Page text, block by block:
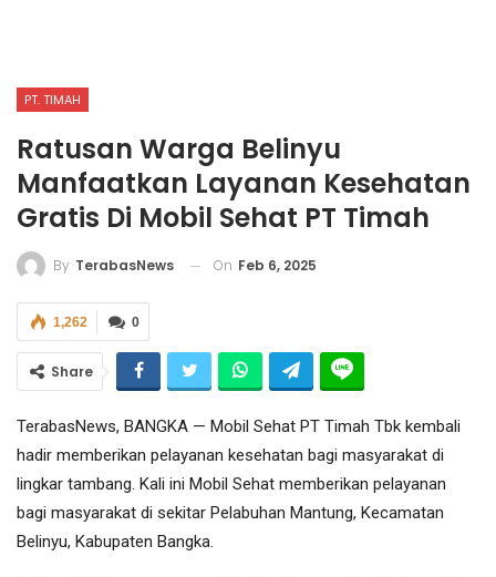
PT. TIMAH
Ratusan Warga Belinyu
Manfaatkan Layanan Kesehatan
Gratis Di Mobil Sehat PT Timah
By TerabasNews On Feb 6, 2025
0
1,262
Share
TerabasNews, BANGKA — Mobil Sehat PT Timah Tbk kembali
hadir memberikan pelayanan kesehatan bagi masyarakat di
lingkar tambang. Kali ini Mobil Sehat memberikan pelayanan
bagi masyarakat di sekitar Pelabuhan Mantung, Kecamatan
Belinyu, Kabupaten Bangka.